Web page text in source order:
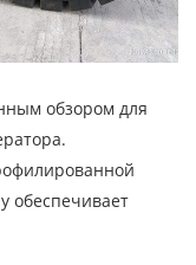
обзором для
обеспечивает